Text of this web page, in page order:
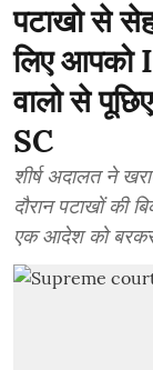
पटाखो से
लिए आपको
वालो से
SC
शीर्ष अदालत ने
दौरान पटाखों की
एक आदेश को